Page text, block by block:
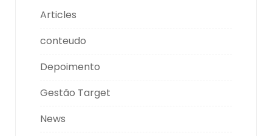
Articles
conteudo
Depoimento
Gestão Target
News